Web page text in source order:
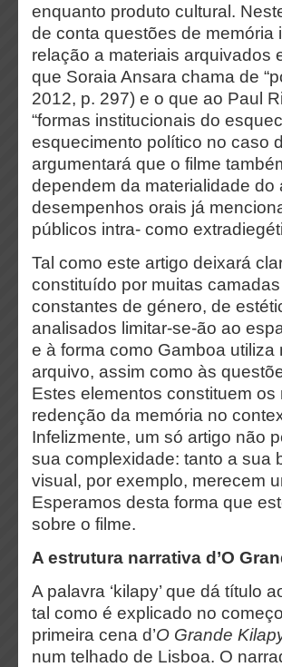
enquanto produto cultural.
de conta questões de memória
relação a materiais arquivados
que Soraia Ansara chama de
2012, p. 297) e o que ao Paul
“formas institucionais do
esquecimento político no caso
argumentará que o filme
dependem da materialidade
desempenhos orais já
públicos intra- como
Tal como este artigo deixará
constituído por muitas
constantes de género, de
analisados limitar-se-ão ao
e à forma como Gamboa
arquivo, assim como às
Estes elementos constituem
redenção da memória no
Infelizmente, um só artigo não
sua complexidade: tanto a sua
visual, por exemplo, merecem
Esperamos desta forma que
sobre o filme.
A estrutura narrativa d’O
A palavra ‘kilapy’ que dá título
tal como é explicado no
primeira cena d’O Grande
num telhado de Lisboa. O